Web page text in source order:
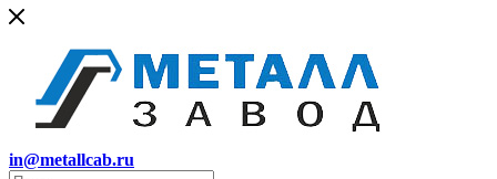
in@metallcab.ru